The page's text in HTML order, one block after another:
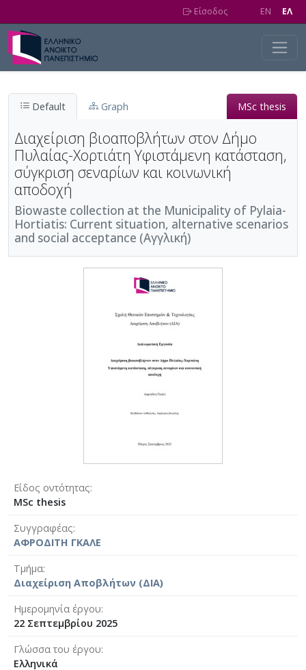
Είσοδος EN EΛ
Default Graph MSc thesis
Διαχείριση βιοαποβλήτων στον Δήμο
Πυλαίας-Χορτιάτη Υφιστάμενη κατάσταση,
σύγκριση σεναρίων και κοινωνική
αποδοχή
Biowaste collection at the Municipality of Pylaia-
Hortiatis: Current situation, alternative scenarios
and social acceptance (Αγγλική)
Είδος οντότητας
MSc thesis
Συγγραφέας
ΑΦΡΟΔΙΤΗ ΓΚΑΛΕ
Τμήμα
Διαχείριση Αποβλήτων (ΔΙΑ)
Ημερομηνία έργου
22 Σεπτεμβρίου 2025
Γλώσσα του έργου
Ελληνικά